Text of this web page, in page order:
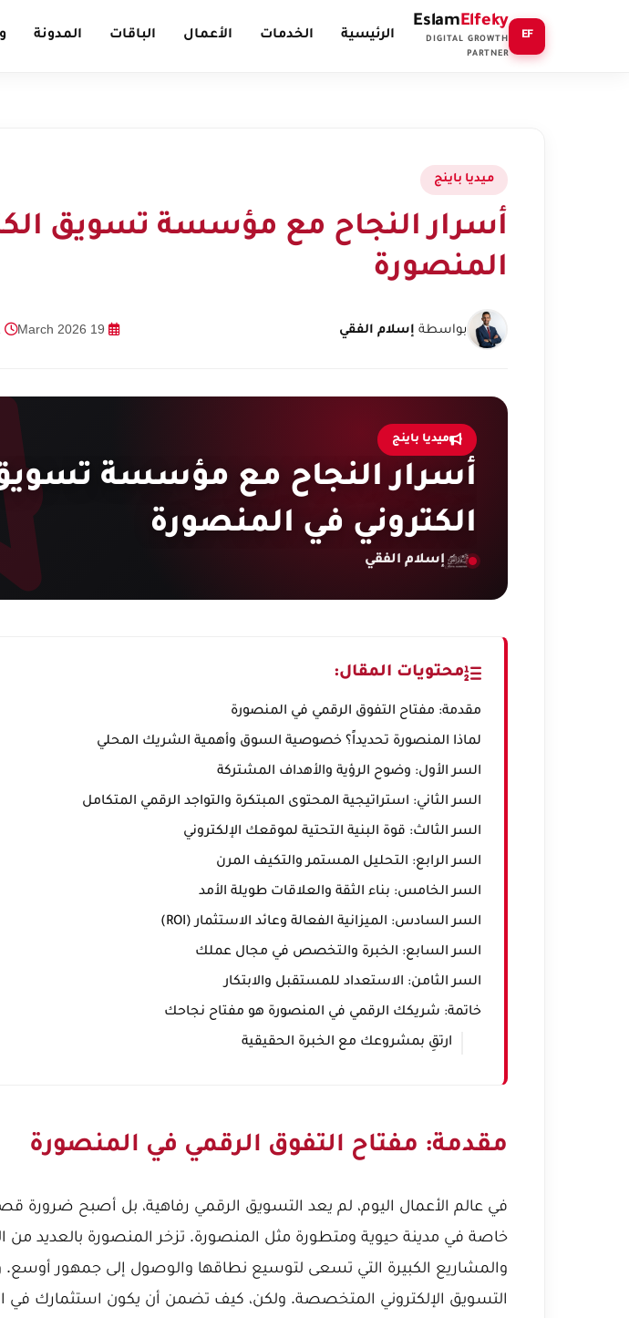
EF
EslamElfeky
DIGITAL GROWTH
PARTNER
الرئيسية الخدمات الأعمال الباقات المدونة
ميديا باينج
أسرار النجاح مع مؤسسة تسويق
المنصورة
بواسطة إسلام الفقي
ميديا باينج
أسرار النجاح مع مؤسسة
الكتروني في المنصورة
إسلام الفقي
محتويات المقال:
مقدمة: مفتاح التفوق الرقمي في المنصورة
لماذا المنصورة تحديداً؟ خصوصية السوق وأهمية الشريك المحلي
السر الأول: وضوح الرؤية والأهداف المشتركة
السر الثاني: استراتيجية المحتوى المبتكرة والتواجد الرقمي المتكامل
السر الثالث: قوة البنية التحتية لموقعك الإلكتروني
السر الرابع: التحليل المستمر والتكيف المرن
السر الخامس: بناء الثقة والعلاقات طويلة الأمد
السر السادس: الميزانية الفعالة وعائد الاستثمار (ROI)
السر السابع: الخبرة والتخصص في مجال عملك
السر الثامن: الاستعداد للمستقبل والابتكار
خاتمة: شريكك الرقمي في المنصورة هو مفتاح نجاحك
ارتقِ بمشروعك مع الخبرة الحقيقية
مقدمة: مفتاح التفوق الرقمي في المنصورة
في عالم الأعمال اليوم، لم يعد التسويق الرقمي رفاهية، بل أصبح ضرورة
خاصة في مدينة حيوية ومتطورة مثل المنصورة. تزخر المنصورة بالعديد من
والمشاريع الكبيرة التي تسعى لتوسيع نطاقها والوصول إلى جمهور
التسويق الإلكتروني المتخصصة. ولكن، كيف تضمن أن يكون استثمارك في